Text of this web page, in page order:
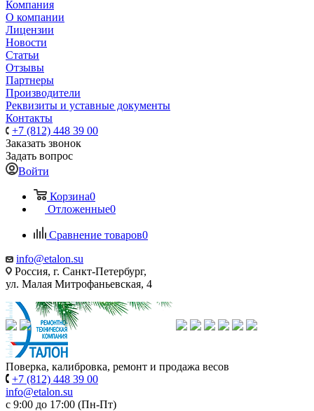
Компания
О компании
Лицензии
Новости
Статьи
Отзывы
Партнеры
Производители
Реквизиты и уставные документы
Контакты
+7 (812) 448 39 00
Заказать звонок
Задать вопрос
Войти
Корзина0
Отложенные0
Сравнение товаров0
info@etalon.su
Россия, г. Санкт-Петербург,
ул. Малая Митрофаньевская, 4
Поверка, калибровка, ремонт и продажа весов
+7 (812) 448 39 00
info@etalon.su
c 9:00 до 17:00 (Пн-Пт)